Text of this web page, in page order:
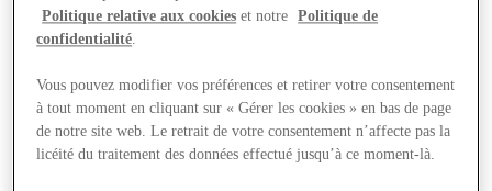
Offres
Politique relative aux cookies et notre
Politique de
confidentialité.
Vous pouvez modifier vos préférences et retirer votre consentement
à tout moment en cliquant sur « Gérer les cookies » en bas de page
de notre site web. Le retrait de votre consentement n’affecte pas la
licéité du traitement des données effectué jusqu’à ce moment-là.